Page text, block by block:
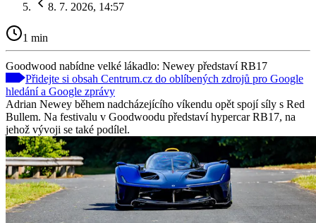
8. 7. 2026, 14:57
1 min
Goodwood nabídne velké lákadlo: Newey představí RB17
Přidejte si obsah Centrum.cz do oblíbených zdrojů pro Google
hledání a Google zprávy
Adrian Newey během nadcházejícího víkendu opět spojí síly s Red
Bullem. Na festivalu v Goodwoodu představí hypercar RB17, na
jehož vývoji se také podílel.